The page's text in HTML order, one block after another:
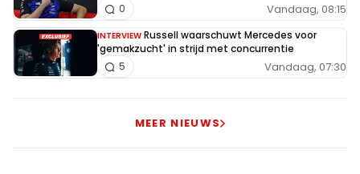
Vandaag, 08:15
0
INTERVIEW Russell waarschuwt Mercedes voor
'gemakzucht' in strijd met concurrentie
Vandaag, 07:30
5
MEER NIEUWS